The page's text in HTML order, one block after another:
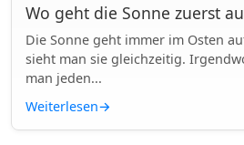
Wo geht die Sonne zuerst
Die Sonne geht immer im Osten
sieht man sie gleichzeitig.
man jeden...
Weiterlesen→